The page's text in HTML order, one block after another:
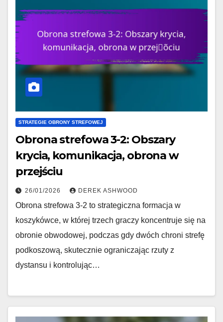
STRATEGIE OBRONY STREFOWEJ
Obrona strefowa 3-2: Obszary
krycia, komunikacja, obrona w
przejściu
26/01/2026 DEREK ASHWOOD
Obrona strefowa 3-2 to strategiczna formacja w
koszykówce, w której trzech graczy koncentruje się na
obronie obwodowej, podczas gdy dwóch chroni strefę
podkoszową, skutecznie ograniczając rzuty z
dystansu i kontrolując…